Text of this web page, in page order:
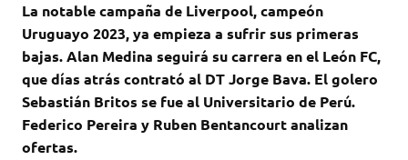
it
te
r
at
s
A
p
p
e
b
o
o
k
m
p
ar
ti
r
La notable campaña de Liverpool, campeón
Uruguayo 2023, ya empieza a sufrir sus primeras
bajas. Alan Medina seguirá su carrera en el León FC,
que días atrás contrató al DT Jorge Bava. El golero
Sebastián Britos se fue al Universitario de Perú.
Federico Pereira y Ruben Bentancourt analizan
ofertas.